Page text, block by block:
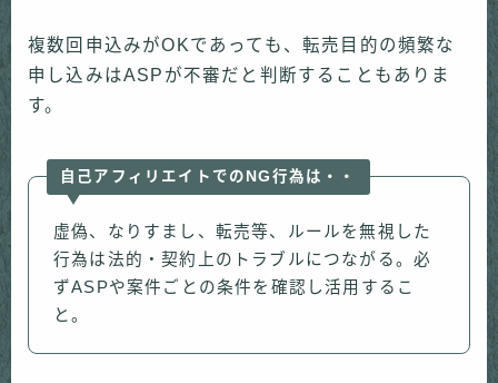
複数回申込みがOKであっても、転売目的の頻繁な
申し込みはASPが不審だと判断することもありま
す。
自己アフィリエイトでのNG行為は・・
虚偽、なりすまし、転売等、ルールを無視した
行為は法的・契約上のトラブルにつながる。必
ずASPや案件ごとの条件を確認し活用するこ
と。